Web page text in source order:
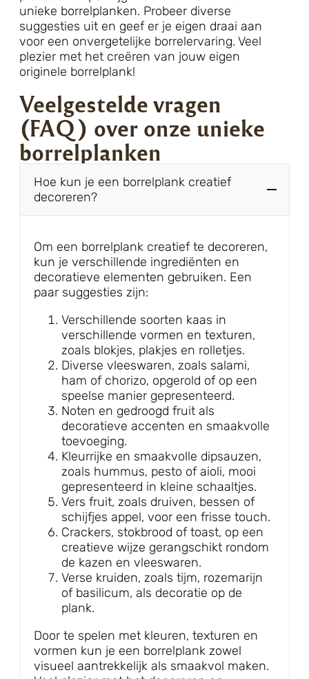
unieke borrelplanken. Probeer diverse
suggesties uit en geef er je eigen draai aan
voor een onvergetelijke borrelervaring. Veel
plezier met het creëren van jouw eigen
originele borrelplank!
Veelgestelde vragen
(FAQ) over onze unieke
borrelplanken
Hoe kun je een borrelplank creatief
decoreren?
Om een borrelplank creatief te decoreren,
kun je verschillende ingrediënten en
decoratieve elementen gebruiken. Een
paar suggesties zijn:
Verschillende soorten kaas in
verschillende vormen en texturen,
zoals blokjes, plakjes en rolletjes.
Diverse vleeswaren, zoals salami,
ham of chorizo, opgerold of op een
speelse manier gepresenteerd.
Noten en gedroogd fruit als
decoratieve accenten en smaakvolle
toevoeging.
Kleurrijke en smaakvolle dipsauzen,
zoals hummus, pesto of aioli, mooi
gepresenteerd in kleine schaaltjes.
Vers fruit, zoals druiven, bessen of
schijfjes appel, voor een frisse touch.
Crackers, stokbrood of toast, op een
creatieve wijze gerangschikt rondom
de kazen en vleeswaren.
Verse kruiden, zoals tijm, rozemarijn
of basilicum, als decoratie op de
plank.
Door te spelen met kleuren, texturen en
vormen kun je een borrelplank zowel
visueel aantrekkelijk als smaakvol maken.